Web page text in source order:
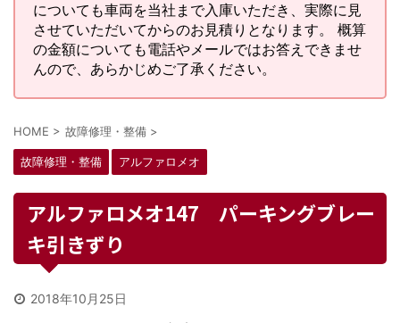
についても車両を当社まで入庫いただき、実際に見
させていただいてからのお見積りとなります。 概算
の金額についても電話やメールではお答えできませ
んので、あらかじめご了承ください。
HOME > 故障修理・整備 >
故障修理・整備 アルファロメオ
アルファロメオ147 パーキングブレー
キ引きずり
2018年10月25日